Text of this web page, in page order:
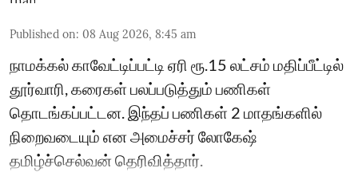
Published on: 08 Aug 2026, 8:45 am
நாமக்கல் காவேட்டிப்பட்டி ஏரி ரூ.15 லட்சம் மதிப்பீட்டில்
தூர்வாரி, கரைகள் பலப்படுத்தும் பணிகள்
தொடங்கப்பட்டன. இந்தப் பணிகள் 2 மாதங்களில்
நிறைவடையும் என அமைச்சர் லோகேஷ்
தமிழ்ச்செல்வன் தெரிவித்தார்.